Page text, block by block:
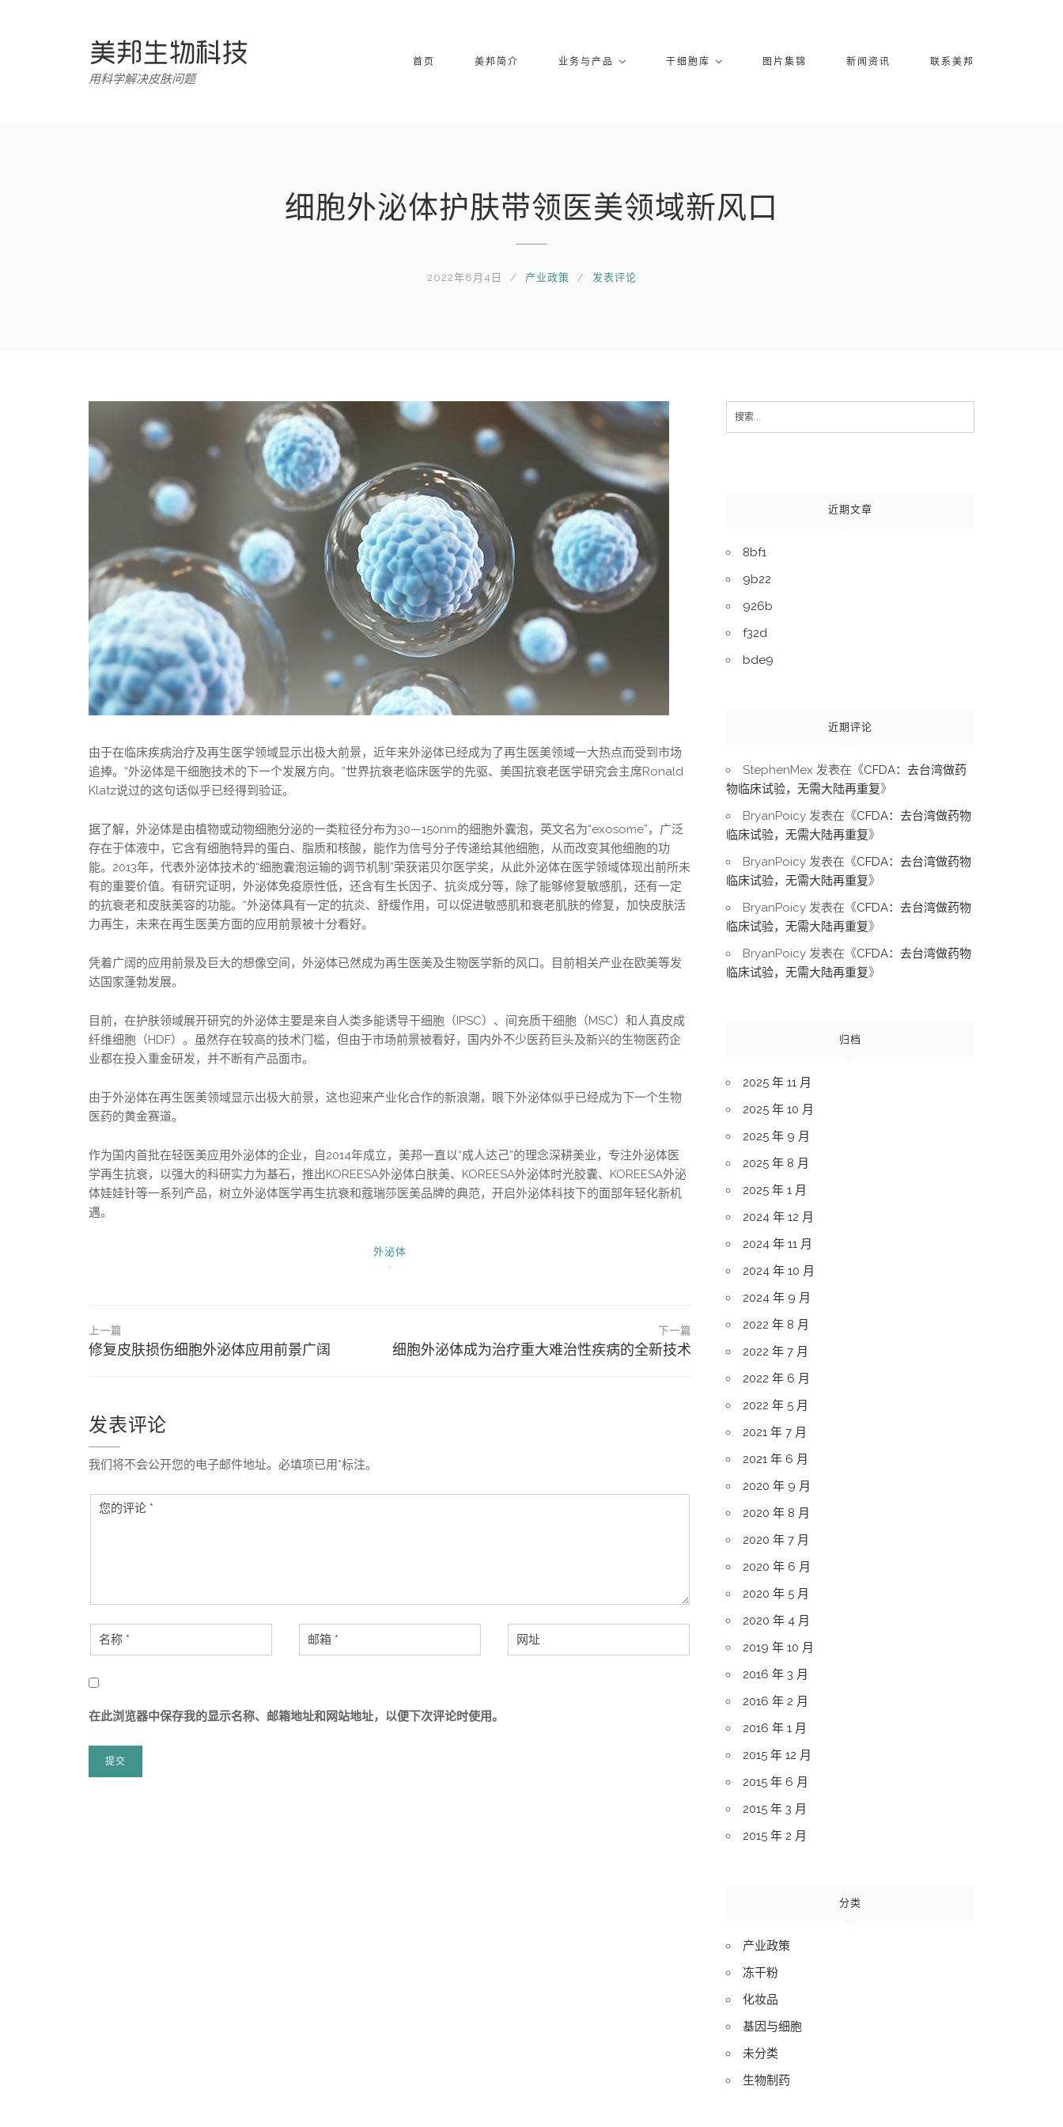
用科学解决皮肤问题
首页 美邦简介 业务与产品 干细胞库 图片集锦 新闻资讯 联系美邦
细胞外泌体护肤带领医美领域新风口
2022年8月4日 产业政策 发表评论
由于在临床疾病治疗及再生医学领域显示出极大前景，近年来外泌体已经成为了再生医美领域一大热点而受到市场
追捧。“外泌体是干细胞技术的下一个发展方向。”世界抗衰老临床医学的先驱、美国抗衰老医学研究会主席Ronald
Klatz说过的这句话似乎已经得到验证。
据了解，外泌体是由植物或动物细胞分泌的一类粒径分布为30—150nm的细胞外囊泡，英文名为“exosome”，广泛
存在于体液中，它含有细胞特异的蛋白、脂质和核酸，能作为信号分子传递给其他细胞，从而改变其他细胞的功
能。2013年，代表外泌体技术的“细胞囊泡运输的调节机制”荣获诺贝尔医学奖，从此外泌体在医学领域体现出前所未
有的重要价值。有研究证明，外泌体免疫原性低，还含有生长因子、抗炎成分等，除了能够修复敏感肌，还有一定
的抗衰老和皮肤美容的功能。“外泌体具有一定的抗炎、舒缓作用，可以促进敏感肌和衰老肌肤的修复，加快皮肤活
力再生，未来在再生医美方面的应用前景被十分看好。
凭着广阔的应用前景及巨大的想像空间，外泌体已然成为再生医美及生物医学新的风口。目前相关产业在欧美等发
达国家蓬勃发展。
目前，在护肤领域展开研究的外泌体主要是来自人类多能诱导干细胞（IPSC）、间充质干细胞（MSC）和人真皮成
纤维细胞（HDF）。虽然存在较高的技术门槛，但由于市场前景被看好，国内外不少医药巨头及新兴的生物医药企
业都在投入重金研发，并不断有产品面市。
由于外泌体在再生医美领域显示出极大前景，这也迎来产业化合作的新浪潮，眼下外泌体似乎已经成为下一个生物
医药的黄金赛道。
作为国内首批在轻医美应用外泌体的企业，自2014年成立，美邦一直以“成人达己”的理念深耕美业，专注外泌体医
学再生抗衰，以强大的科研实力为基石，推出KOREESA外泌体白肤美、KOREESA外泌体时光胶囊、KOREESA外泌
体娃娃针等一系列产品，树立外泌体医学再生抗衰和蔻瑞莎医美品牌的典范，开启外泌体科技下的面部年轻化新机
遇。
外泌体
文
章
航
上一篇
修复皮肤损伤细胞外泌体应用前景广阔
下一篇
细胞外泌体成为治疗重大难治性疾病的全新技术
发表评论
我们将不会公开您的电子邮件地址。必填项已用*标注。
在此浏览器中保存我的显示名称、邮箱地址和网站地址，以便下次评论时使用。
Search
for:
近期文章
8bf1
9b22
926b
f32d
bde9
近期评论
StephenMex 发表在《CFDA：去台湾做药
物临床试验，无需大陆再重复》
BryanPoicy 发表在《CFDA：去台湾做药物
临床试验，无需大陆再重复》
BryanPoicy 发表在《CFDA：去台湾做药物
临床试验，无需大陆再重复》
BryanPoicy 发表在《CFDA：去台湾做药物
临床试验，无需大陆再重复》
BryanPoicy 发表在《CFDA：去台湾做药物
临床试验，无需大陆再重复》
归档
2025 年 11 月
2025 年 10 月
2025 年 9 月
2025 年 8 月
2025 年 1 月
2024 年 12 月
2024 年 11 月
2024 年 10 月
2024 年 9 月
2022 年 8 月
2022 年 7 月
2022 年 6 月
2022 年 5 月
2021 年 7 月
2021 年 6 月
2020 年 9 月
2020 年 8 月
2020 年 7 月
2020 年 6 月
2020 年 5 月
2020 年 4 月
2019 年 10 月
2016 年 3 月
2016 年 2 月
2016 年 1 月
2015 年 12 月
2015 年 6 月
2015 年 3 月
2015 年 2 月
分类
产业政策
冻干粉
化妆品
基因与细胞
未分类
生物制药